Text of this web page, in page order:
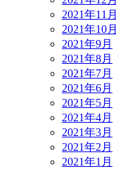
2021年11月
2021年10月
2021年9月
2021年8月
2021年7月
2021年6月
2021年5月
2021年4月
2021年3月
2021年2月
2021年1月